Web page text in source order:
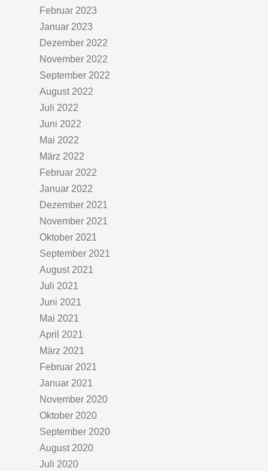
Februar 2023
Januar 2023
Dezember 2022
November 2022
September 2022
August 2022
Juli 2022
Juni 2022
Mai 2022
März 2022
Februar 2022
Januar 2022
Dezember 2021
November 2021
Oktober 2021
September 2021
August 2021
Juli 2021
Juni 2021
Mai 2021
April 2021
März 2021
Februar 2021
Januar 2021
November 2020
Oktober 2020
September 2020
August 2020
Juli 2020